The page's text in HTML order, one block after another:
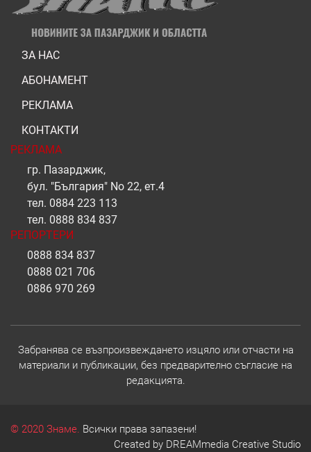
ЗА НАС
АБОНАМЕНТ
РЕКЛАМА
КОНТАКТИ
РЕКЛАМА
гр. Пазарджик,
бул. "България" No 22, ет.4
тел. 0884 223 113
тел. 0888 834 837
РЕПОРТЕРИ
0888 834 837
0888 021 706
0886 970 269
Забранява се възпроизвеждането изцяло или отчасти на
материали и публикации, без предварително съгласие на
редакцията.
© 2020 Знаме. Всички права запазени!
Created by DREAMmedia Creative Studio